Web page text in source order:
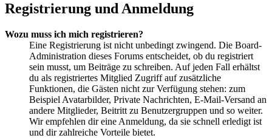
Registrierung und Anmeldung
Wozu muss ich mich registrieren?
Eine Registrierung ist nicht unbedingt zwingend. Die Board-
Administration dieses Forums entscheidet, ob du registriert
sein musst, um Beiträge zu schreiben. Auf jeden Fall erhältst
du als registriertes Mitglied Zugriff auf zusätzliche
Funktionen, die Gästen nicht zur Verfügung stehen: zum
Beispiel Avatarbilder, Private Nachrichten, E-Mail-Versand an
andere Mitglieder, Beitritt zu Benutzergruppen und so weiter.
Wir empfehlen dir eine Anmeldung, da sie schnell erledigt ist
und dir zahlreiche Vorteile bietet.